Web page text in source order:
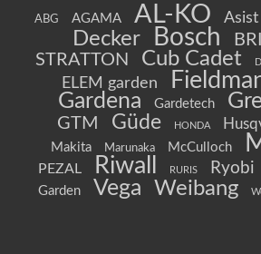
ABG AGAMA AL-KO Asist
Decker
Bosch
STRATTON
Cub Cadet
ELEM garden
Gardena Gardetech
GTM Güde HONDA
Makita Marunaka McCulloch
PEZAL Riwall RURIS Ryobi
Garden
Vega Weibang